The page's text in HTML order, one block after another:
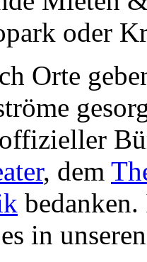
oder
Orte
, dem
in